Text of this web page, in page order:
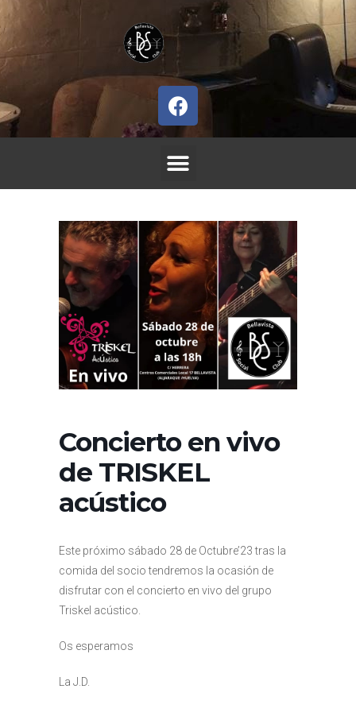
Concierto en vivo
de TRISKEL
acústico
Este próximo sábado 28 de Octubre’23 tras la
comida del socio tendremos la ocasión de
disfrutar con el concierto en vivo del grupo
Triskel acústico.
Os esperamos
La J.D.